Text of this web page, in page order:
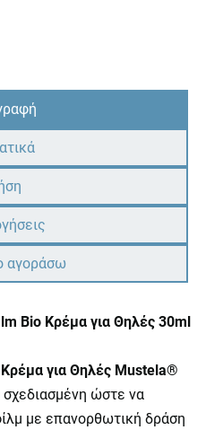
αγοράσω
Bio Κρέμα για Θηλές 30ml
Κρέμα για Θηλές Mustela®
σχεδιασμένη ώστε να
με επανορθωτική δράση